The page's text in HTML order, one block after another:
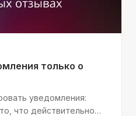
только о
уведомления:
что действительно